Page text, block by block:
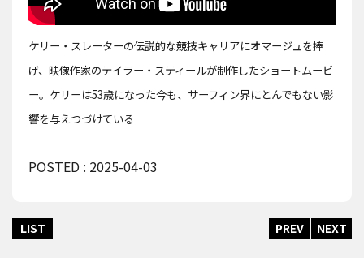
ケリー・スレーターの伝説的な競技キャリアにオマージュを捧
げ、映像作家のテイラー・スティールが制作したショートムービ
ー。ケリーは53歳になった今も、サーフィン界にとんでもない影
響を与えつづけている
POSTED : 2025-04-03
LIST PREV NEXT